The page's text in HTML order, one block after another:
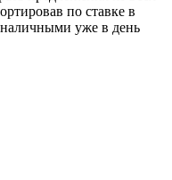
по ставке в
наличными уже в день